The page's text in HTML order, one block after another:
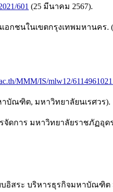
601 (25 มีนาคม 2567).
อกชนในเขตกรุงเทพมหานค
MMM/IS/mlw12/
บัณฑิต, มหาวิทยาลัยนเรศวร).
ดการ มหาวิทยาลัยราชภัฏอุดร
บบอิสระ บริหารธุรกิจมหาบัณฑิ